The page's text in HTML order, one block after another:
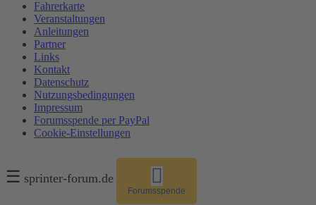
Fahrerkarte
Veranstaltungen
Anleitungen
Partner
Links
Kontakt
Datenschutz
Nutzungsbedingungen
Impressum
Forumsspende per PayPal
Cookie-Einstellungen
☰ sprinter-forum.de
Forumsspende